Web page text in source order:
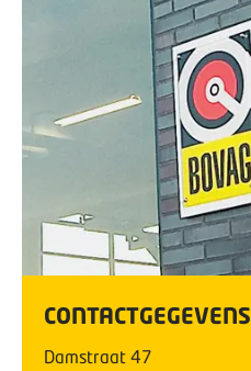
CONTACTGEGEVENS
Damstraat 47